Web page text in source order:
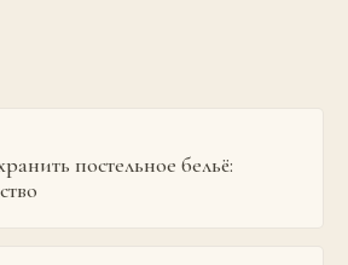
постельное бельё: